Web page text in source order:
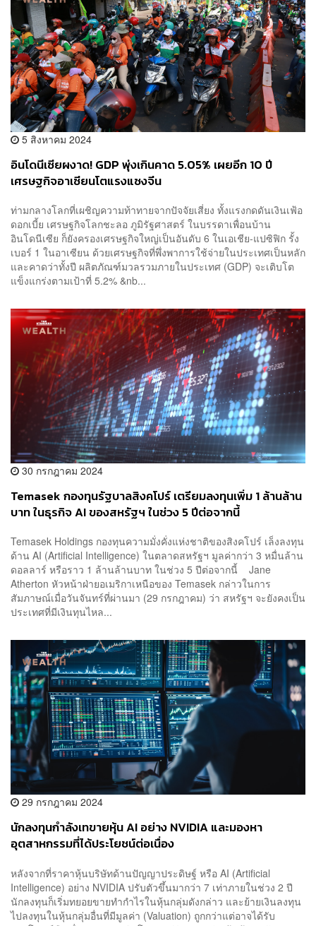
5 สิงหาคม 2024
อินโดนีเซียผงาด! GDP พุ่งเกินคาด 5.05% เผยอีก 10 ปี
เศรษฐกิจอาเซียนโตแรงแซงจีน
ท่ามกลางโลกที่เผชิญความท้าทายจากปัจจัยเสี่ยง ทั้งแรงกดดันเงินเฟ้อ
ดอกเบี้ย เศรษฐกิจโลกชะลอ ภูมิรัฐศาสตร์ ในบรรดาเพื่อนบ้าน
อินโดนีเซีย ก็ยังครองเศรษฐกิจใหญ่เป็นอันดับ 6 ในเอเชีย-แปซิฟิก รั้ง
เบอร์ 1 ในอาเซียน ด้วยเศรษฐกิจที่พึ่งพาการใช้จ่ายในประเทศเป็นหลัก
และคาดว่าทั้งปี ผลิตภัณฑ์มวลรวมภายในประเทศ (GDP) จะเติบโต
แข็งแกร่งตามเป้าที่ 5.2% &nb...
30 กรกฎาคม 2024
Temasek กองทุนรัฐบาลสิงคโปร์ เตรียมลงทุนเพิ่ม 1 ล้านล้าน
บาท ในธุรกิจ AI ของสหรัฐฯ ในช่วง 5 ปีต่อจากนี้
Temasek Holdings กองทุนความมั่งคั่งแห่งชาติของสิงคโปร์ เล็งลงทุน
ด้าน AI (Artificial Intelligence) ในตลาดสหรัฐฯ มูลค่ากว่า 3 หมื่นล้าน
ดอลลาร์ หรือราว 1 ล้านล้านบาท ในช่วง 5 ปีต่อจากนี้ Jane
Atherton หัวหน้าฝ่ายอเมริกาเหนือของ Temasek กล่าวในการ
สัมภาษณ์เมื่อวันจันทร์ที่ผ่านมา (29 กรกฎาคม) ว่า สหรัฐฯ จะยังคงเป็น
ประเทศที่มีเงินทุนไหล...
29 กรกฎาคม 2024
นักลงทุนกำลังเทขายหุ้น AI อย่าง NVIDIA และมองหา
อุตสาหกรรมที่ได้ประโยชน์ต่อเนื่อง
หลังจากที่ราคาหุ้นบริษัทด้านปัญญาประดิษฐ์ หรือ AI (Artificial
Intelligence) อย่าง NVIDIA ปรับตัวขึ้นมากว่า 7 เท่าภายในช่วง 2 ปี
นักลงทุนก็เริ่มทยอยขายทำกำไรในหุ้นกลุ่มดังกล่าว และย้ายเงินลงทุน
ไปลงทุนในหุ้นกลุ่มอื่นที่มีมูลค่า (Valuation) ถูกกว่าแต่อาจได้รับ